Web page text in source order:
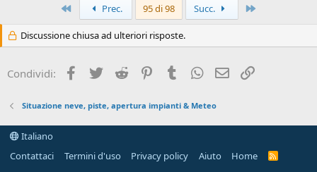
o
n
Primo Prec. 95 di 98 Succ.
Discussione chiusa ad ulteriori risposte.
Condividi: Facebook
Twitter Reddit PinterestTumblrWhatsApp
Email
Situazione neve, piste, apertura impianti & Meteo
Italiano
Contattaci
Termini d'uso Privacy policy Aiuto Home
R